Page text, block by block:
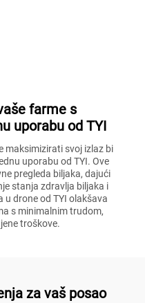
farme s
uporabu od TYI
maksimizirati svoj izlaz bi
uporabu od TYI. Ove
pregleda biljaka, dajući
stanja zdravlja biljaka i
drone od TYI olakšava
s minimalnim trudom,
troškove.
za vaš posao